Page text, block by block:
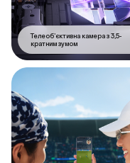
Телеоб’єктивна камера з 3,5-
кратним зумом